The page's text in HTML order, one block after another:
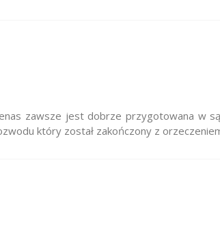
zawsze jest dobrze przygotowana w
który został zakończony z